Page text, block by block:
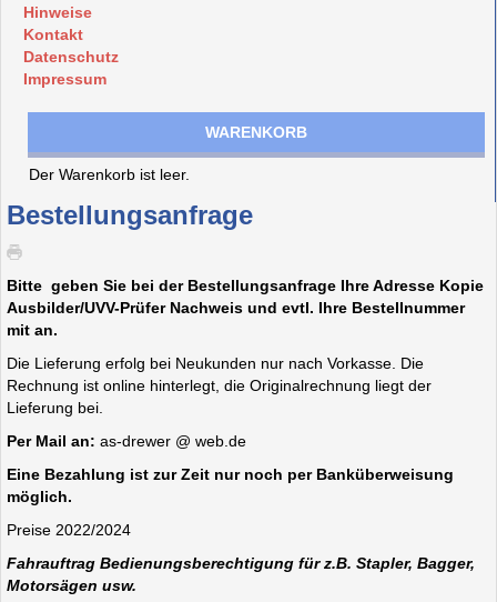
Hinweise
Kontakt
Datenschutz
Impressum
WARENKORB
Der Warenkorb ist leer.
Bestellungsanfrage
Bitte geben Sie bei der Bestellungsanfrage Ihre Adresse Kopie
Ausbilder/UVV-Prüfer Nachweis und evtl. Ihre Bestellnummer
mit an.
Die Lieferung erfolg bei Neukunden nur nach Vorkasse. Die
Rechnung ist online hinterlegt, die Originalrechnung liegt der
Lieferung bei.
Per Mail an: as-drewer @ web.de
Eine Bezahlung ist zur Zeit nur noch per Banküberweisung
möglich.
Preise 2022/2024
Fahrauftrag Bedienungsberechtigung für z.B. Stapler, Bagger,
Motorsägen usw.